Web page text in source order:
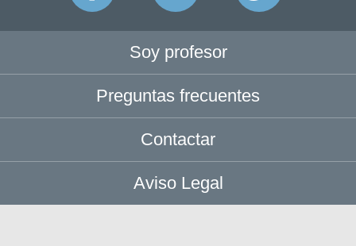
Soy profesor
Preguntas frecuentes
Contactar
Aviso Legal